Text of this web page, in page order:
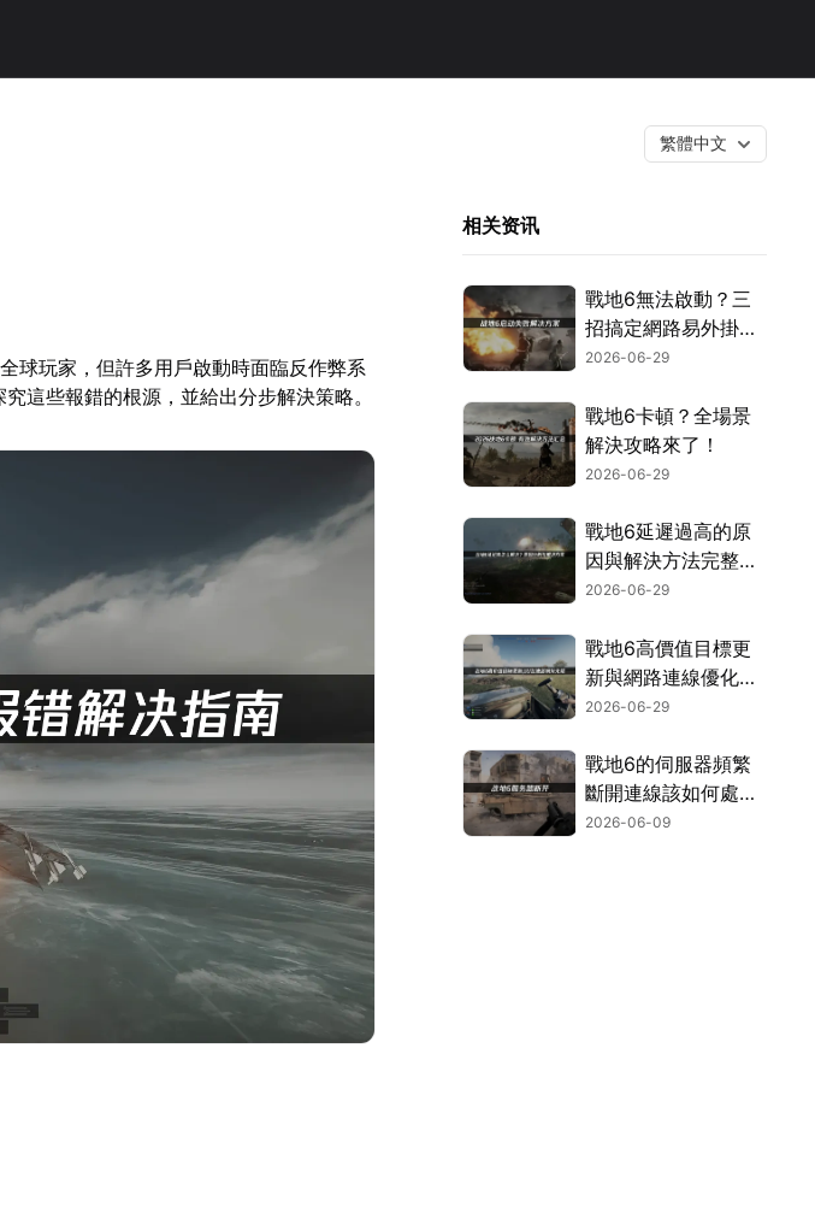
繁體中文
球玩家，但許多用戶啟動時面臨反作弊系
這些報錯的根源，並給出分步解決策略。
相关资讯
戰地6無法啟動？三
招搞定網路易外掛與
安全設定！
2026-06-29
戰地6卡頓？全場景
解決攻略來了！
2026-06-29
戰地6延遲過高的原
因與解決方法完整解
析！
2026-06-29
戰地6高價值目標更
新與網路連線優化攻
略！
2026-06-29
戰地6的伺服器頻繁
斷開連線該如何處
理？三個方法讓你徹
2026-06-09